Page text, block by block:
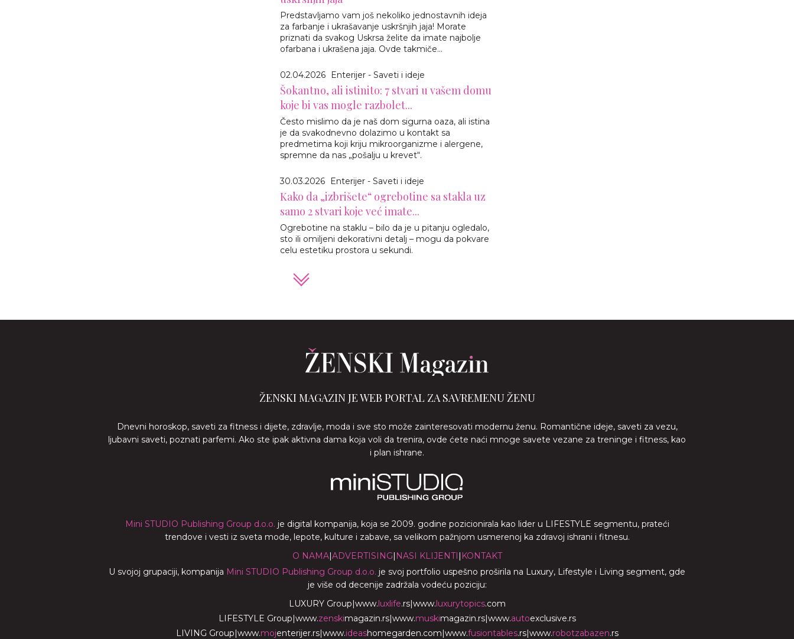
Predstavljamo vam još nekoliko jednostavnih ideja
za farbanje i ukrašavanje uskršnjih jaja! Morate
priznati da svakog Uskrsa želite da imate najbolje
ofarbana i ukrašena jaja. Ovde takmiče...
02.04.2026 Enterijer - Saveti i ideje
Šokantno, ali istinito: 7 stvari u vašem domu
koje bi vas mogle razbolet...
Često mislimo da je naš dom sigurna oaza, ali istina
je da svakodnevno dolazimo u kontakt sa
predmetima koji kriju mikroorganizme i alergene,
spremne da nas „pošalju u krevet“.
30.03.2026 Enterijer - Saveti i ideje
Kako da „izbrišete“ ogrebotine sa stakla uz
samo 2 stvari koje već imate...
Ogrebotine na staklu – bilo da je u pitanju ogledalo,
sto ili omiljeni dekorativni detalj – mogu da pokvare
celu estetiku prostora u sekundi.
ŽENSKI MAGAZIN JE WEB PORTAL ZA SAVREMENU ŽENU
Dnevni horoskop, saveti za fitness i dijete, zdravlje, moda i sve sto može zainteresovati modernu ženu. Romantične ideje, saveti za vezu,
ljubavni saveti, poznati parfemi. Ako ste ipak aktivna dama koja voli da trenira, ovde ćete naći mnoge savete vezane za treninge i fitness, kao
i plan ishrane.
Mini STUDIO Publishing Group d.o.o. je digital kompanija, koja se 2009. godine pozicionirala kao lider u LIFESTYLE segmentu, prateći
trendove i vesti iz sveta mode, lepote, kulture i zabave, sa velikom pažnjom usmerenoj ka zdravoj ishrani i fitnesu.
O NAMA|ADVERTISING| NASI KLIJENTI | KONTAKT
U svojoj grupaciji, kompanija Mini STUDIO Publishing Group d.o.o. je svoj portfolio uspešno proširila na Luxury, Lifestyle i Living segment, gde
je više od decenije zadržala vodeću poziciju:
LUXURY Group|www.luxlife.rs|www.luxurytopics.com
LIFESTYLE Group|www.zenskimagazin.rs|www.muskimagazin.rs|www.autoexclusive.rs
LIVING Group|www.mojenterijer.rs|www.ideashomegarden.com|www.fusiontables.rs|www.robotzabazen.rs